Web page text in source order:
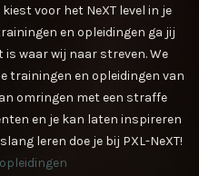
voor het NeXT level in je
en opleidingen ga jij
waar wij naar streven. We
trainingen en opleidingen van
omringen met een straffe
en je kan laten inspireren
leren doe je bij PXL-NeXT!